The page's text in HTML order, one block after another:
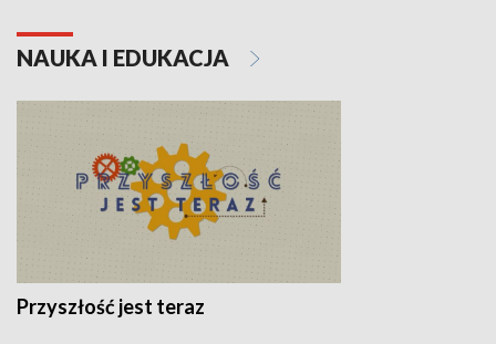
NAUKA I EDUKACJA
Przyszłość jest teraz